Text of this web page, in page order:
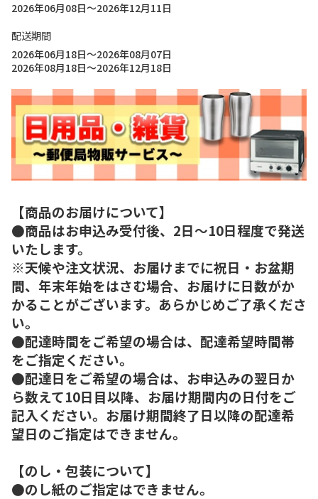
2026年06月08日～2026年12月11日
配送期間
2026年06月18日～2026年08月07日
2026年08月18日～2026年12月18日
【商品のお届けについて】
●商品はお申込み受付後、2日～10日程度で発送
いたします。
※天候や注文状況、お届けまでに祝日・お盆期
間、年末年始をはさむ場合、お届けに日数がか
かることがございます。あらかじめご了承くださ
い。
●配達時間をご希望の場合は、配達希望時間帯
をご指定ください。
●配達日をご希望の場合は、お申込みの翌日か
ら数えて10日目以降、お届け期間内の日付をご
記入ください。お届け期間終了日以降の配達希
望日のご指定はできません。
【のし・包装について】
●のし紙のご指定はできません。